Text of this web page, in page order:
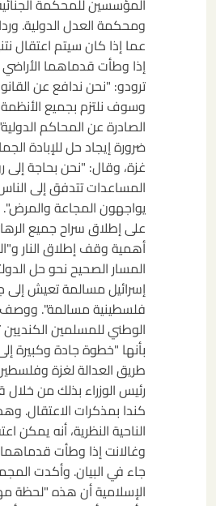
المؤسسين للمحكمة
ومحكمة العدل الدولية.
عما إذا كان سيتم اعتقال
إذا وطأت قدماهما الأراضي
ترودو: "نحن ندافع عن
وسوف نلتزم بجميع
الصادرة عن المحاكم
ضرورة إيجاد حل للإبادة
غزة، وقال: "نحن بحاجة إلى
المساعدات تتدفق إلى
يواجهون المجاعة
على إطلاق سراح جميع
أهمية وقف إطلاق النار
المسار الصحيح نحو حل
إسرائيل مسالمة تعيش إلى
فلسطينية مسالمة".
الوطني للمسلمين
بأنها "خطوة جادة وكبيرة
طريق العدالة لغزة
رئيس الوزراء بذلك من خلال
كندا بمذكرات الاعتقال.
الناحية النظرية، أنه يمكن
وغالانت إذا وطأت
جاء في البيان. وأكدت
الإسلامية أن هذه "لحظة